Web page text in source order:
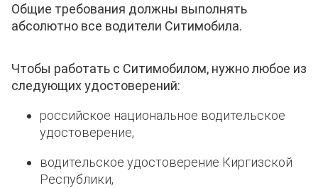
Общие требования должны выполнять
абсолютно все водители Ситимобила.
Чтобы работать с Ситимобилом, нужно любое из
следующих удостоверений:
российское национальное водительское
удостоверение,
водительское удостоверение Киргизской
Республики,